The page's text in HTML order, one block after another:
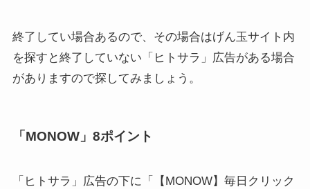
終了してい場合あるので、その場合はげん玉サイト内
を探すと終了していない「ヒトサラ」広告がある場合
がありますので探してみましょう。
「MONOW」8ポイント
「ヒトサラ」広告の下に「【MONOW】毎日クリック